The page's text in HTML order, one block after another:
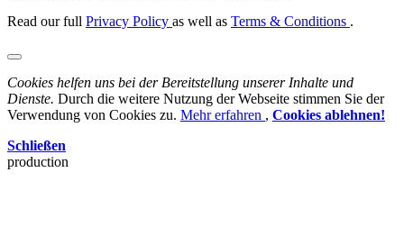
Read our full Privacy Policy as well as Terms & Conditions .
Cookies helfen uns bei der Bereitstellung unserer Inhalte und
Dienste. Durch die weitere Nutzung der Webseite stimmen Sie der
Verwendung von Cookies zu. Mehr erfahren , Cookies ablehnen!
Schließen
production